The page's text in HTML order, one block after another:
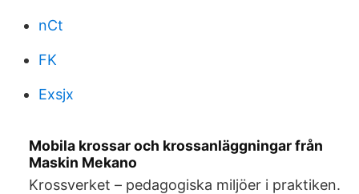
nCt
FK
Exsjx
Mobila krossar och krossanläggningar från
Maskin Mekano
Krossverket – pedagogiska miljöer i praktiken.